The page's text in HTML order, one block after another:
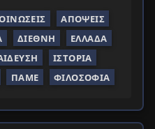
ΑΠΌΨΕΙΣ
ΔΙΕΘΝΉ
ΕΛΛΆΔΑ
ΙΣΤΟΡΊΑ
ΠΑΜΕ ΦΙΛΟΣΟΦΊΑ